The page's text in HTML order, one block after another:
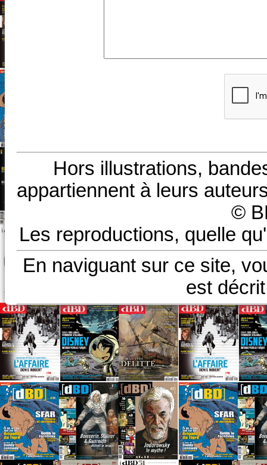
Hors illustrations,
appartiennent à leurs
©
Les reproductions, quelle
En naviguant sur ce site,
est